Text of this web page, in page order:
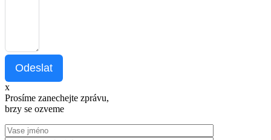
Odeslat
x
Prosíme zanechejte zprávu,
brzy se ozveme